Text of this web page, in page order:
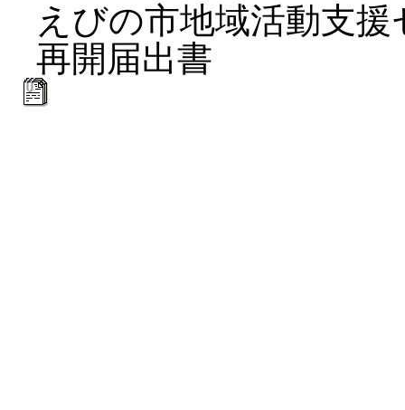
えびの市地域活動支
再開届出書